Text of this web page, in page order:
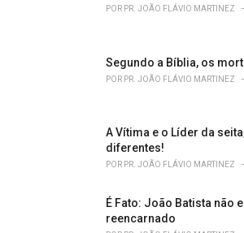
POR PR. JOÃO FLÁVIO MARTINEZ
Segundo a Bíblia, os
POR PR. JOÃO FLÁVIO MARTINEZ
A Vítima e o Líder da
diferentes!
POR PR. JOÃO FLÁVIO MARTINEZ
É Fato: João Batista não
reencarnado